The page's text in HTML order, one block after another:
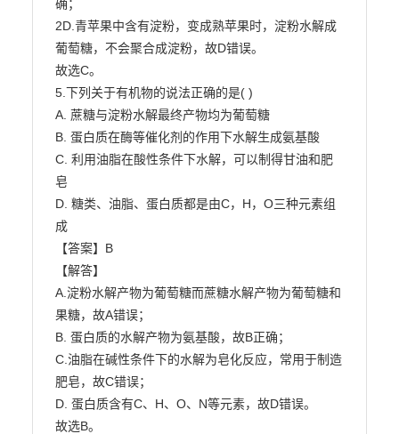
确；
2D.青苹果中含有淀粉，变成熟苹果时，淀粉水解成
葡萄糖，不会聚合成淀粉，故D错误。
故选C。
5.下列关于有机物的说法正确的是( )
A. 蔗糖与淀粉水解最终产物均为葡萄糖
B. 蛋白质在酶等催化剂的作用下水解生成氨基酸
C. 利用油脂在酸性条件下水解，可以制得甘油和肥
皂
D. 糖类、油脂、蛋白质都是由C，H，O三种元素组
成
【答案】B
【解答】
A.淀粉水解产物为葡萄糖而蔗糖水解产物为葡萄糖和
果糖，故A错误；
B. 蛋白质的水解产物为氨基酸，故B正确；
C.油脂在碱性条件下的水解为皂化反应，常用于制造
肥皂，故C错误；
D. 蛋白质含有C、H、O、N等元素，故D错误。
故选B。